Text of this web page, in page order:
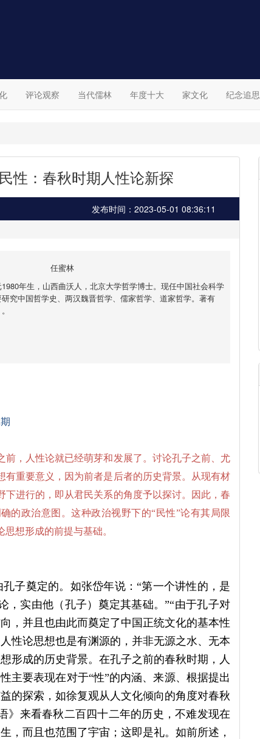
评论观察 当代儒林 年度十大 家文化 纪念追思
性：春秋时期人性论新探
发布时间：2023-05-01 08:36:11
任蜜林
年生，山西曲沃人，北京大学哲学博士。现任中国社会科学
究中国哲学史、两汉魏晋哲学、儒家哲学、道家哲学。著有
，人性论就已经萌芽和发展了。讨论孔子之前、尤
重要意义，因为前者是后者的历史背景。从现有材
进行的，即从君民关系的角度予以探讨。因此，春
的政治意图。这种政治视野下的“民性”论有其局限
想形成的前提与基础。
子奠定的。如张岱年说：“第一个讲性的，是
，实由他（孔子）奠定其基础。”“由于孔子对
，并且也由此而奠定了中国正统文化的基本性
性论思想也是有渊源的，并非无源之水、无本
形成的历史背景。在孔子之前的春秋时期，人
主要表现在对于“性”的内涵、来源、根据提出
的探索，如徐复观从人文化倾向的角度对春秋
》来看春秋二百四十二年的历史，不难发现在
，而且也范围了宇宙；这即是礼。如前所述，